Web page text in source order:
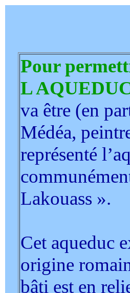
Pour
L
va être (en
Médéa,
représenté
Lakouass ».
Cet aqueduc
origine
bâti est en